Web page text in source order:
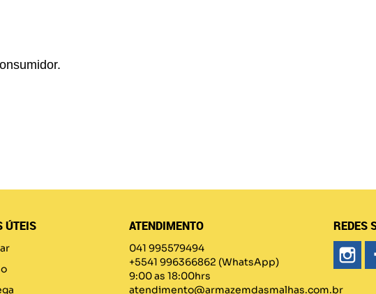
ÚTEIS ATENDIMENTO
041 995579494
+5541 996366862 (WhatsApp)
9:00 as 18:00hrs
atendimento@armazemdasmalhas.com.br
REDES